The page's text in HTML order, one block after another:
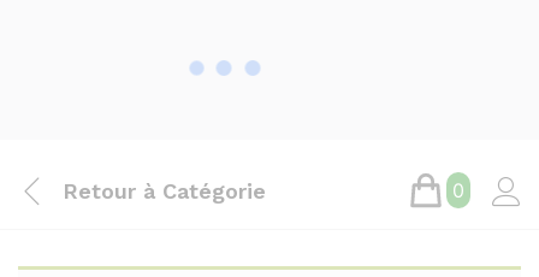
Retour à Catégorie 0